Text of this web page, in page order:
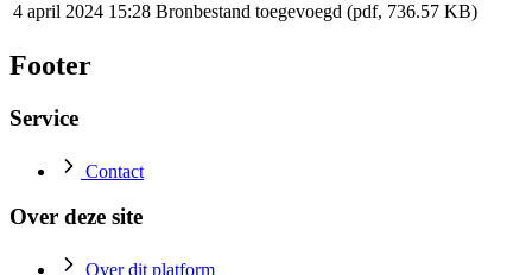
4 april 2024 15:28 Bronbestand toegevoegd (pdf, 736.57 KB)
Footer
Service
Contact
Over deze site
Over dit platform